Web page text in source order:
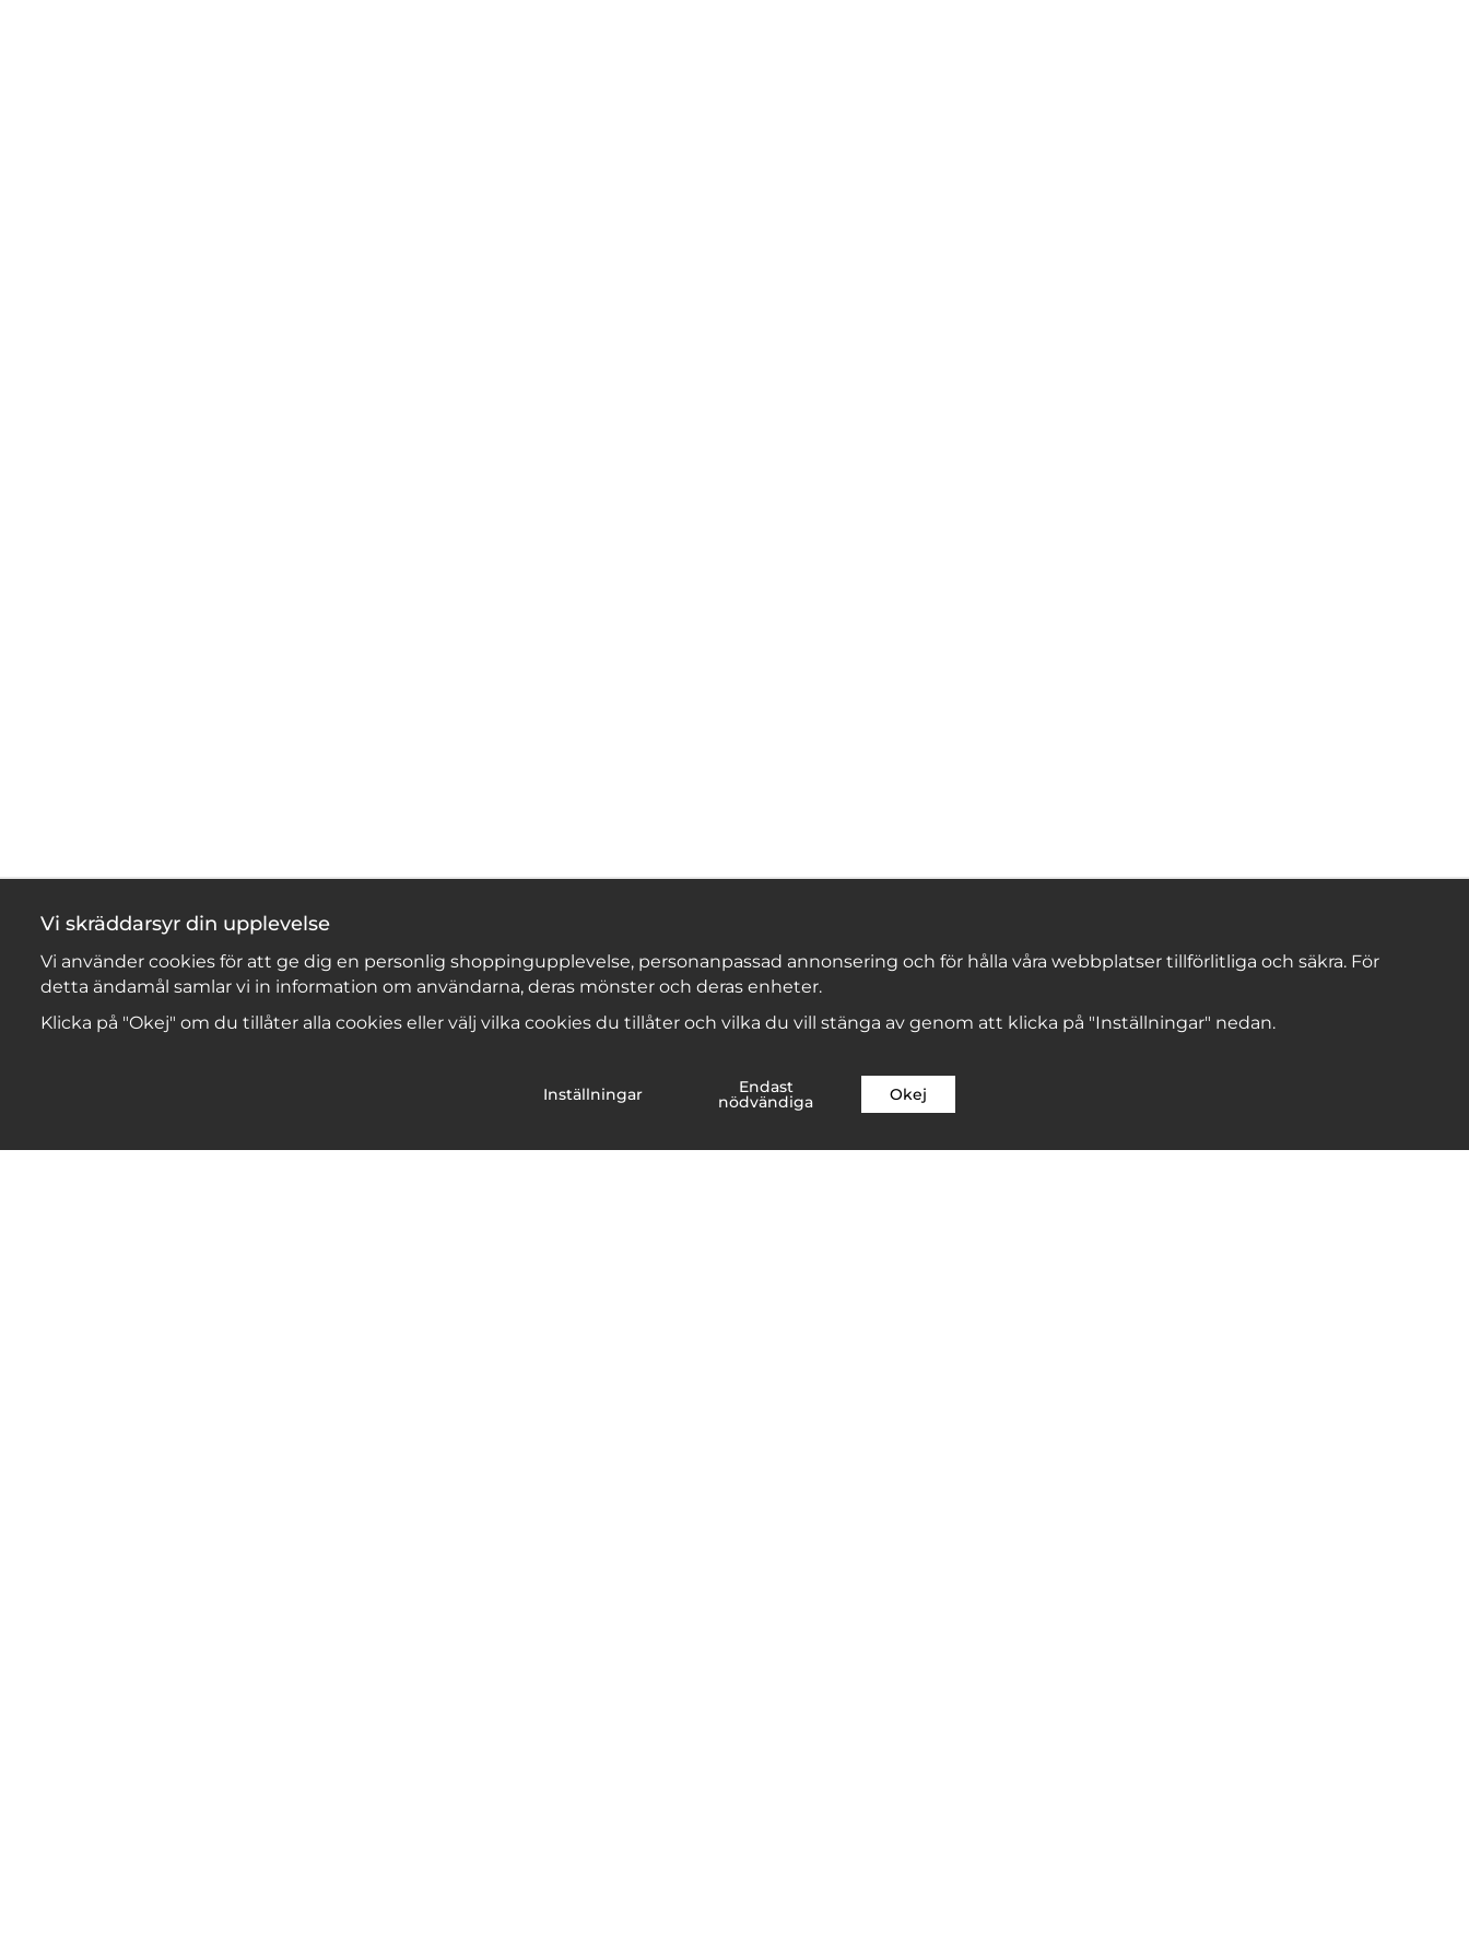
Vi skräddarsyr din upplevelse
Vi använder cookies för att ge dig en personlig shoppingupplevelse, personanpassad annonsering och för hålla våra webbplatser tillförlitliga och säkra. För
detta ändamål samlar vi in information om användarna, deras mönster och deras enheter.
Klicka på "Okej" om du tillåter alla cookies eller välj vilka cookies du tillåter och vilka du vill stänga av genom att klicka på "Inställningar" nedan.
Inställningar Endast
nödvändiga Okej